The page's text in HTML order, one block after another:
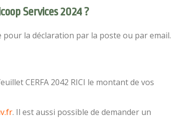
Services 2024 ?
la déclaration par la poste ou par email.
CERFA 2042 RICI le montant de vos
. Il est aussi possible de demander un